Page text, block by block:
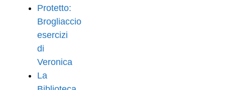
Protetto:
Brogliaccio
esercizi
di
Veronica
La